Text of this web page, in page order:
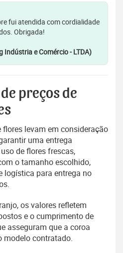
fui atendida com cordialidade
Obrigada!
Indústria e Comércio - LTDA)
preços de
flores levam em consideração
uma entrega
de flores frescas,
o tamanho escolhido,
logística para entrega no
os valores refletem
e o cumprimento de
asseguram que a coroa
modelo contratado.